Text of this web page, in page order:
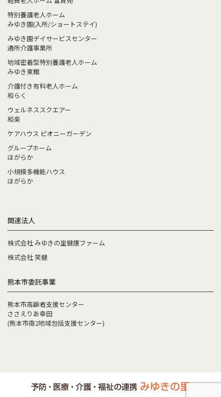
特別養護老人ホーム
みゆき園(入所/ショートステイ)
みゆき園デイサービスセンター
通所介護事業所
地域密着型特別養護老人ホーム
みゆき東館
介護付き有料老人ホーム
和らく
ウェルネススクエアー
和楽
ケアハウス ピオニーガーデン
グループホーム
ほがらか
小規模多機能ハウス
ほがらか
関連法人
株式会社 みゆきの里健康ファーム
株式会社 笑健
熊本市委託事業
熊本市高齢者支援センター
ささえりあ幸田
(熊本市南2地域包括支援センター)